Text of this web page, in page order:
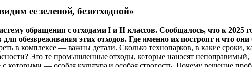
ее зеленой, безотходной»
обращения с отходами I и II классов. Сообщалось, что к 2025
обезвреживания этих отходов. Где именно их построят и что они
в комплексе — важны детали. Сколько технопарков, в какие сроки,
Это те промышленные отходы, которые наносят непоправимый,
— особая культура и особая строгость. Почему решение